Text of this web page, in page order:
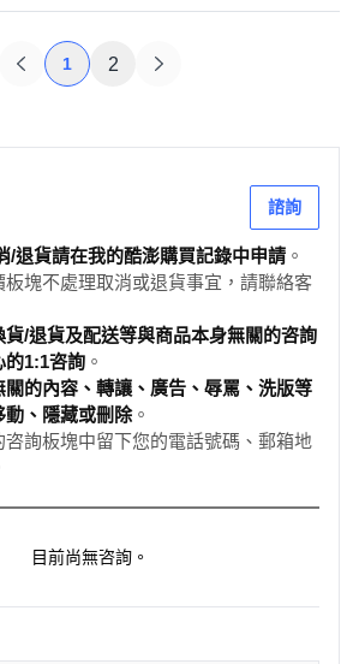
1 2
諮詢
/退貨請在我的酷澎購買記錄中申請 。
板塊不處理取消或退貨事宜，請聯絡客
/退貨及配送等與商品本身無關的咨詢
的1:1咨詢 。
關的內容、轉讓、廣告、辱罵、洗版等
動、隱藏或刪除。
詢板塊中留下您的電話號碼、郵箱地
目前尚無咨詢。